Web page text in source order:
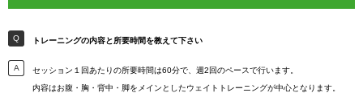
トレーニングの内容と所要時間を教えて下さい
セッション１回あたりの所要時間は60分で、週2回のペースで行います。
内容はお腹・胸・背中・脚をメインとしたウェイトトレーニングが中心となります。